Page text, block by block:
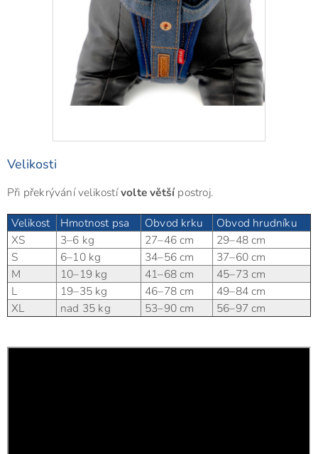
Velikosti
Při překrývání velikostívolte většípostroj.
Velikost Hmotnost psa Obvod krku
Obvod hrudníku
XS
3–6 kg 27–46 cm
29–48 cm
S
6–10 kg 34–56 cm
37–60 cm
M
10–19 kg 41–68 cm
45–73 cm
L
19–35 kg 46–78 cm
49–84 cm
XL
nad 35 kg 53–90 cm 56–97 cm